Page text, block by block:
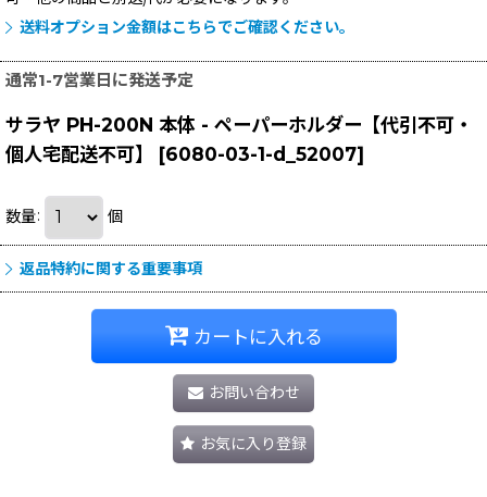
送料オプション金額はこちらでご確認ください。
通常1-7営業日に発送予定
サラヤ PH-200N 本体 - ペーパーホルダー【代引不可・
個人宅配送不可】
[6080-03-1-d_52007]
数量: 個
返品特約に関する重要事項
カートに入れる
お問い合わせ
お気に入り登録